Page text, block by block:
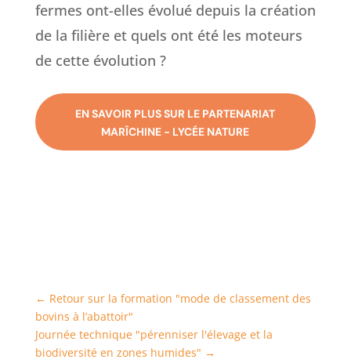
fermes ont-elles évolué depuis la création
de la filière et quels ont été les moteurs
de cette évolution ?
EN SAVOIR PLUS SUR LE PARTENARIAT
MARÎCHINE - LYCÉE NATURE
← Retour sur la formation "mode de classement des
bovins à l’abattoir"
Journée technique "pérenniser l'élevage et la
biodiversité en zones humides" →